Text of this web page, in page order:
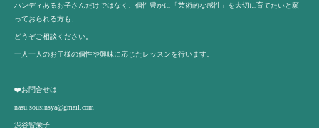
ハンディあるお子さんだけではなく、個性豊かに「芸術的な感性」を大切に育てたいと願
っておられる方も、
どうぞご相談ください。
一人一人のお子様の個性や興味に応じたレッスンを行います。
❤️お問合せは
nasu.sousinsya@gmail.com
渋谷智栄子